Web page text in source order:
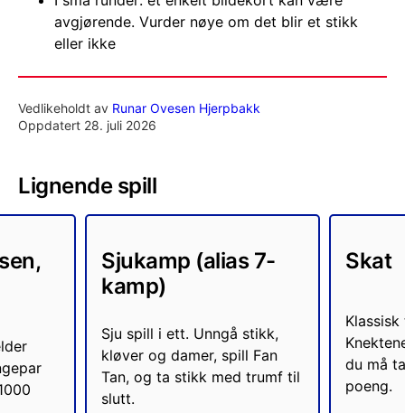
avgjørende. Vurder nøye om det blir et stikk
eller ikke
Vedlikeholdt av Runar Ovesen Hjerpbakk
Oppdatert 28. juli 2026
Lignende spill
Sjukamp (alias 7-
kamp)
Sju spill i ett. Unngå stikk,
kløver og damer, spill Fan
Tan, og ta stikk med trumf til
slutt.
Skat
du må
poeng.